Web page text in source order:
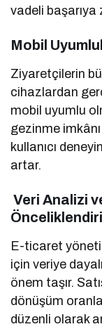
vadeli başarıya
Mobil
Ziyaretçilerin
cihazlardan
mobil uyumlu
gezinme
kullanıcı
artar.
Veri Analizi
E-ticaret
için veriye
önem taşır.
dönüşüm
düzenli olarak